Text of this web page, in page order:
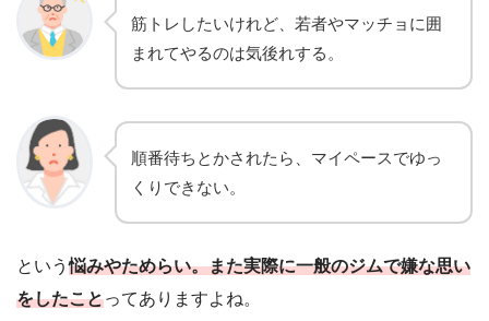
筋トレしたいけれど、若者やマッチョに囲
まれてやるのは気後れする。
順番待ちとかされたら、マイペースでゆっ
くりできない。
という悩みやためらい。また実際に一般のジムで嫌な思い
をしたことってありますよね。